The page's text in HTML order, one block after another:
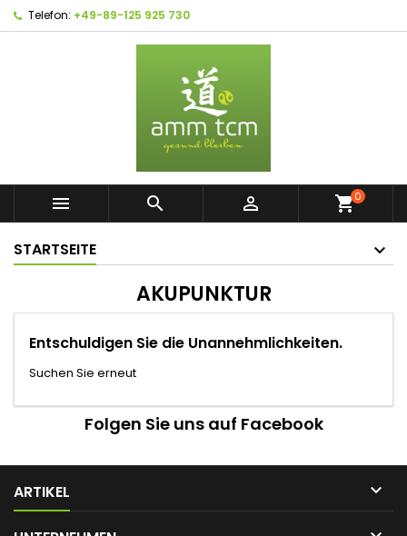
Telefon: +49-89-125 925 730
   shopping_cart0
STARTSEITE
AKUPUNKTUR
Entschuldigen Sie die Unannehmlichkeiten.
Suchen Sie erneut
Folgen Sie uns auf Facebook
ARTIKEL 